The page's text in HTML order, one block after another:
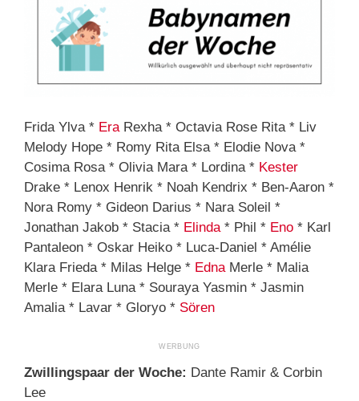
Frida Ylva * EraRexha * Octavia Rose Rita * Liv
Melody Hope * Romy Rita Elsa * Elodie Nova *
Cosima Rosa * Olivia Mara * Lordina * Kester
Drake * Lenox Henrik * Noah Kendrix * Ben-Aaron *
Nora Romy * Gideon Darius * Nara Soleil *
Jonathan Jakob * Stacia * Elinda* Phil * Eno * Karl
Pantaleon * Oskar Heiko * Luca-Daniel * Amélie
Klara Frieda * Milas Helge * EdnaMerle * Malia
Merle * Elara Luna * Souraya Yasmin * Jasmin
Amalia * Lavar * Gloryo * Sören
Zwillingspaar der Woche: Dante Ramir & Corbin
Lee